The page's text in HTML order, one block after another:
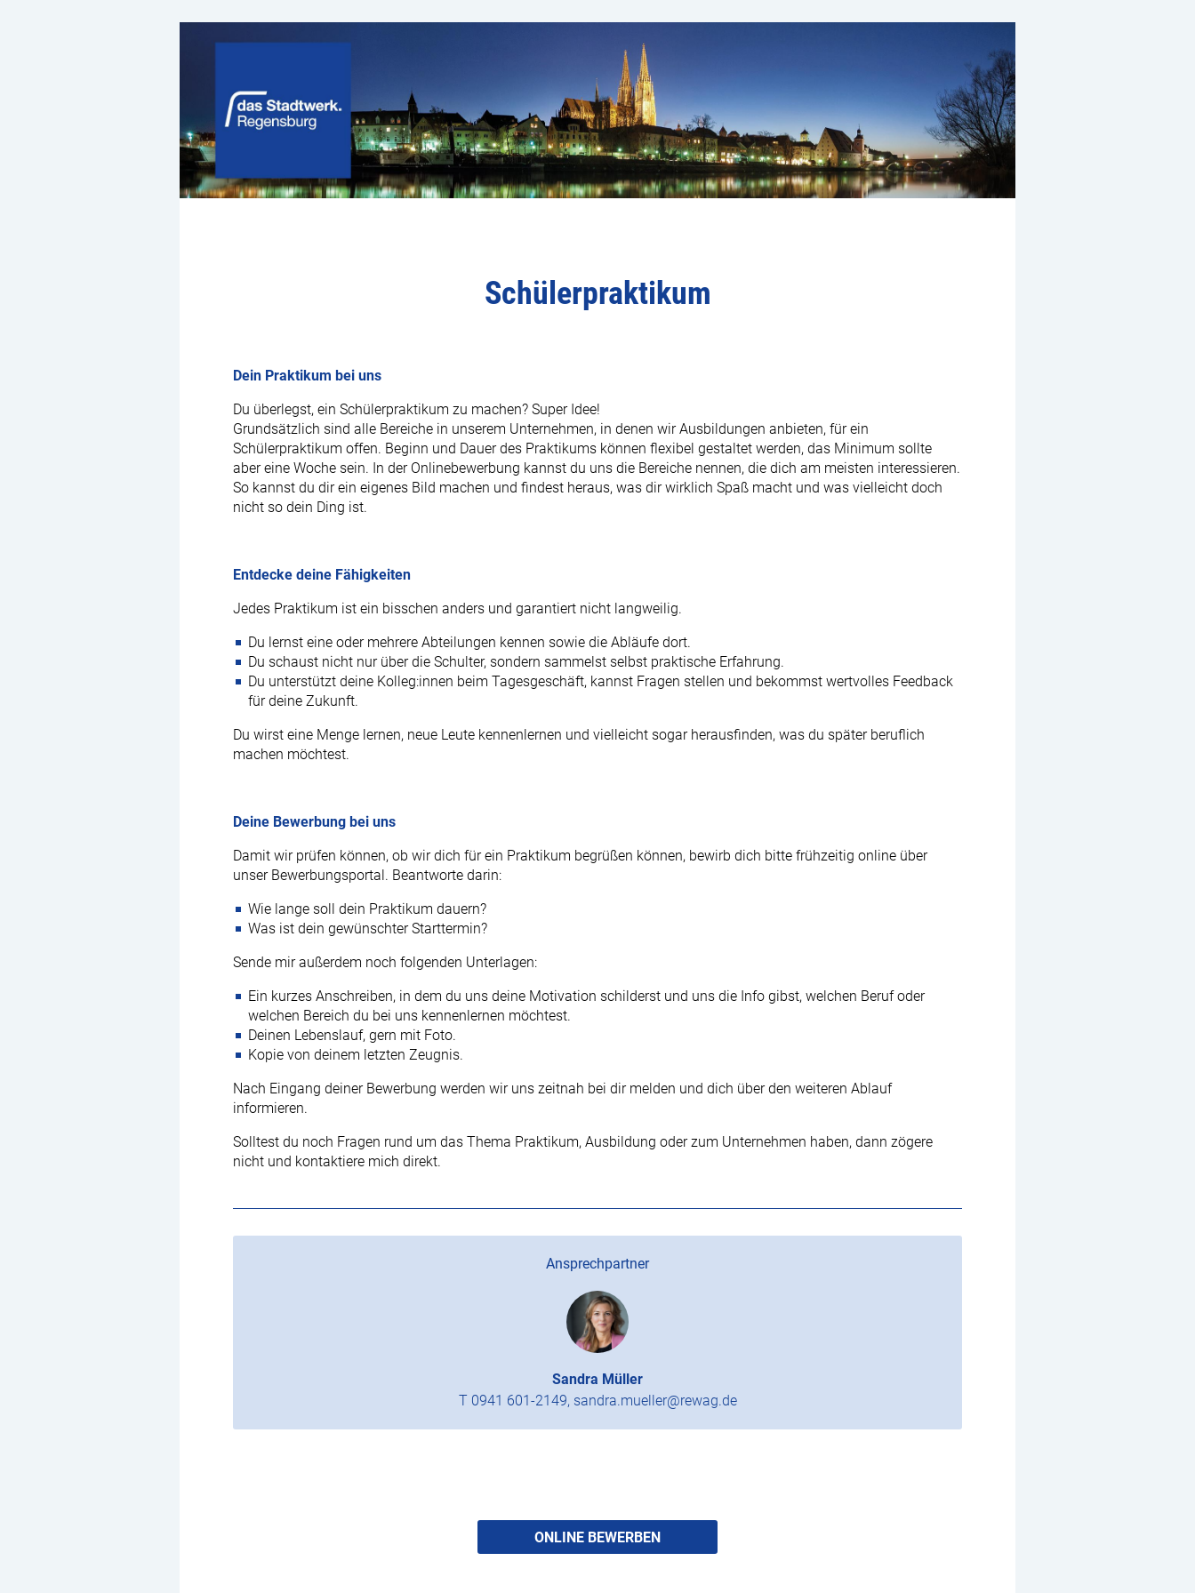
Schülerpraktikum
Dein Praktikum bei uns
Du überlegst, ein Schülerpraktikum zu machen? Super Idee!
Grundsätzlich sind alle Bereiche in unserem Unternehmen, in denen wir Ausbildungen anbieten, für ein
Schülerpraktikum offen. Beginn und Dauer des Praktikums können flexibel gestaltet werden, das Minimum sollte
aber eine Woche sein. In der Onlinebewerbung kannst du uns die Bereiche nennen, die dich am meisten interessieren.
So kannst du dir ein eigenes Bild machen und findest heraus, was dir wirklich Spaß macht und was vielleicht doch
nicht so dein Ding ist.
Entdecke deine Fähigkeiten
Jedes Praktikum ist ein bisschen anders und garantiert nicht langweilig.
Du lernst eine oder mehrere Abteilungen kennen sowie die Abläufe dort.
Du schaust nicht nur über die Schulter, sondern sammelst selbst praktische Erfahrung.
Du unterstützt deine Kolleg:innen beim Tagesgeschäft, kannst Fragen stellen und bekommst wertvolles Feedback
für deine Zukunft.
Du wirst eine Menge lernen, neue Leute kennenlernen und vielleicht sogar herausfinden, was du später beruflich
machen möchtest.
Deine Bewerbung bei uns
Damit wir prüfen können, ob wir dich für ein Praktikum begrüßen können, bewirb dich bitte frühzeitig online über
unser Bewerbungsportal. Beantworte darin:
Wie lange soll dein Praktikum dauern?
Was ist dein gewünschter Starttermin?
Sende mir außerdem noch folgenden Unterlagen:
Ein kurzes Anschreiben, in dem du uns deine Motivation schilderst und uns die Info gibst, welchen Beruf oder
welchen Bereich du bei uns kennenlernen möchtest.
Deinen Lebenslauf, gern mit Foto.
Kopie von deinem letzten Zeugnis.
Nach Eingang deiner Bewerbung werden wir uns zeitnah bei dir melden und dich über den weiteren Ablauf
informieren.
Solltest du noch Fragen rund um das Thema Praktikum, Ausbildung oder zum Unternehmen haben, dann zögere
nicht und kontaktiere mich direkt.
Ansprechpartner
Sandra Müller
T 0941 601-2149, sandra.mueller@rewag.de
ONLINE BEWERBEN